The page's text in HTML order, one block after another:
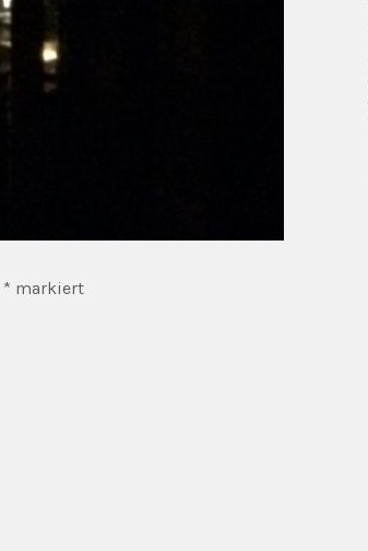
* markiert